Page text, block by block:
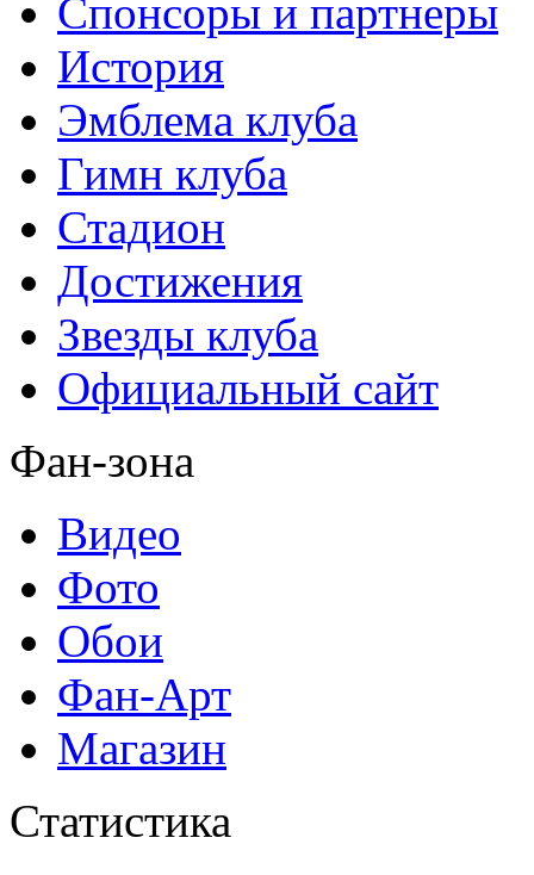
Спонсоры и партнеры
История
Эмблема клуба
Гимн клуба
Стадион
Достижения
Звезды клуба
Официальный сайт
Фан-зона
Видео
Фото
Обои
Фан-Арт
Магазин
Статистика